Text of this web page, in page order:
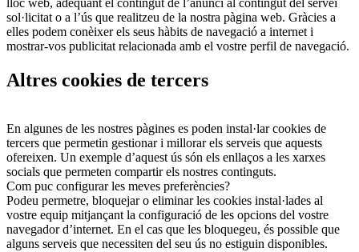
lloc web, adequant el contingut de l’anunci al contingut del servei
sol·licitat o a l’ús que realitzeu de la nostra pàgina web. Gràcies a
elles podem conèixer els seus hàbits de navegació a internet i
mostrar-vos publicitat relacionada amb el vostre perfil de navegació.
Altres cookies de tercers
En algunes de les nostres pàgines es poden instal·lar cookies de
tercers que permetin gestionar i millorar els serveis que aquests
ofereixen. Un exemple d’aquest ús són els enllaços a les xarxes
socials que permeten compartir els nostres continguts.
Com puc configurar les meves preferències?
Podeu permetre, bloquejar o eliminar les cookies instal·lades al
vostre equip mitjançant la configuració de les opcions del vostre
navegador d’internet. En el cas que les bloquegeu, és possible que
alguns serveis que necessiten del seu ús no estiguin disponibles.